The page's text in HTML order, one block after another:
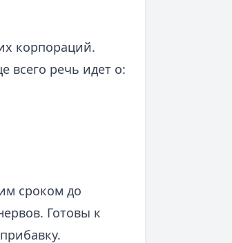
корпораций.
всего речь идет о:
сроком до
Готовы к